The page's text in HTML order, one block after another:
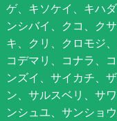
ゲ、キソケイ、キハ
ンシバイ、クコ、ク
キ、クリ、クロモジ
コデマリ、コナラ、
ンズイ、サイカチ、
ン、サルスベリ、サ
ンシュユ、サンショ